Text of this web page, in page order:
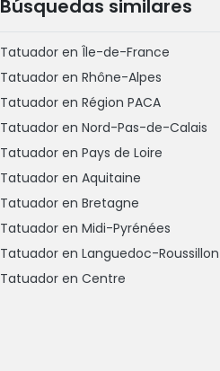
Búsquedas similares
Tatuador en Île-de-France
Tatuador en Rhône-Alpes
Tatuador en Région PACA
Tatuador en Nord-Pas-de-Calais
Tatuador en Pays de Loire
Tatuador en Aquitaine
Tatuador en Bretagne
Tatuador en Midi-Pyrénées
Tatuador en Languedoc-Roussillon
Tatuador en Centre